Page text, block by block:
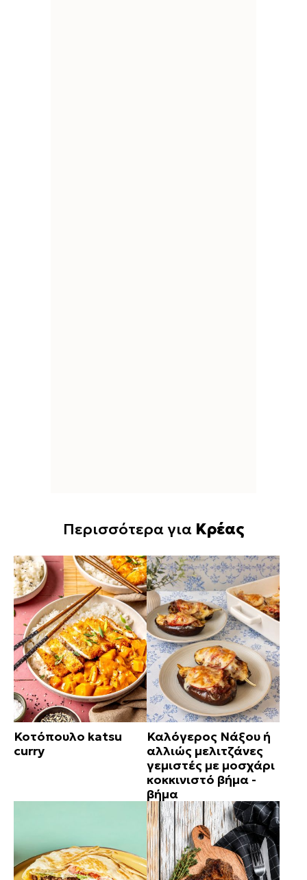
Περισσότερα για Κρέας
Κοτόπουλο katsu
curry
Καλόγερος Νάξου ή
αλλιώς μελιτζάνες
γεμιστές με μοσχάρι
κοκκινιστό βήμα -
βήμα